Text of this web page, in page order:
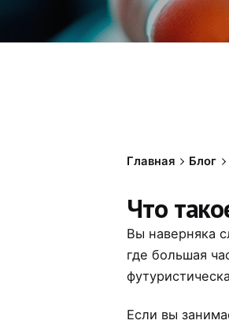
Главная Блог
Что
Вы наверняка
где большая
Если вы